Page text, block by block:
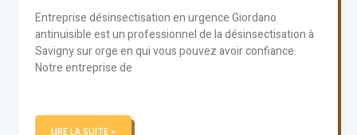
Entreprise désinsectisation en urgence Giordano
antinuisible est un professionnel de la désinsectisation à
Savigny sur orge en qui vous pouvez avoir confiance.
Notre entreprise de
LIRE LA SUITE »